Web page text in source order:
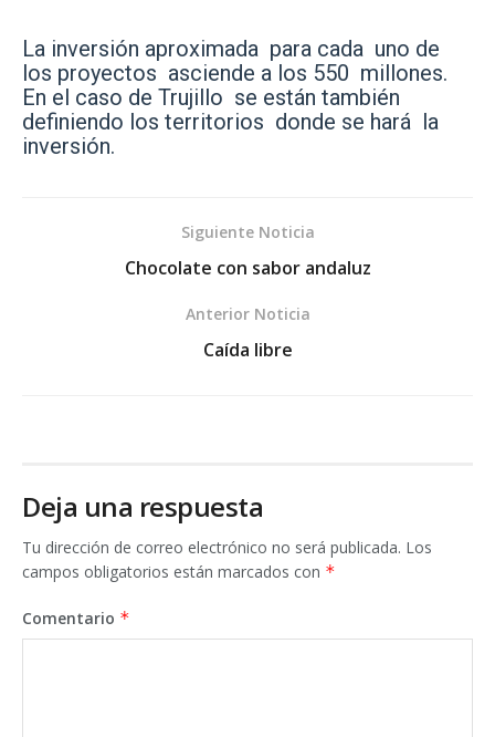
La inversión aproximada para cada uno de
los proyectos asciende a los 550 millones.
En el caso de Trujillo se están también
definiendo los territorios donde se hará la
inversión.
Siguiente Noticia
Chocolate con sabor andaluz
Anterior Noticia
Caída libre
Deja una respuesta
Tu dirección de correo electrónico no será publicada. Los
campos obligatorios están marcados con *
Comentario *